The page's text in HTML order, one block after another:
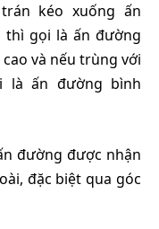
kéo xuống ấn
thì gọi là ấn đường
và nếu trùng với
là ấn đường bình
đường được nhận
đặc biệt qua góc